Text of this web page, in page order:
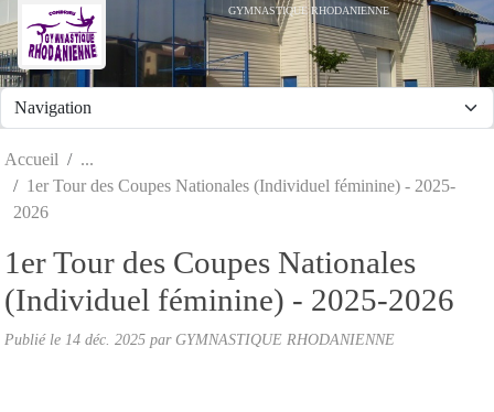
GYMNASTIQUE RHODANIENNE
Accueil
1er Tour des Coupes Nationales (Individuel féminine) - 2025-
2026
1er Tour des Coupes Nationales
(Individuel féminine) - 2025-2026
Publié le 14 déc. 2025 parGYMNASTIQUE RHODANIENNE
Panneau de gestion des cookies